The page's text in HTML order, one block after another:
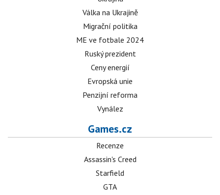
Válka na Ukrajině
Migrační politika
ME ve fotbale 2024
Ruský prezident
Ceny energií
Evropská unie
Penzijní reforma
Vynález
Games.cz
Recenze
Assassin's Creed
Starfield
GTA